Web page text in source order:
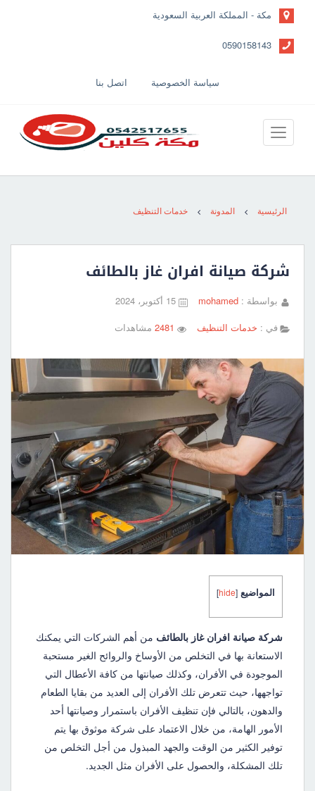
مكة - المملكة العربية السعودية
0590158143
سياسة الخصوصية اتصل بنا
الرئيسية المدونة خدمات التنظيف
شركة صيانة افران غاز بالطائف
بواسطة : mohamed
15 أكتوبر، 2024
في : خدمات التنظيف 2481 مشاهدات
المواضيع [
hide
]
شركة صيانة افران غاز بالطائف من أهم الشركات التي يمكنك
الاستعانة بها في التخلص من الأوساخ والروائح الغير مستحبة
الموجودة في الأفران، وكذلك صيانتها من كافة الأعطال التي
تواجهها، حيث تتعرض تلك الأفران إلى العديد من بقايا الطعام
والدهون، بالتالي فإن تنظيف الأفران باستمرار وصيانتها أحد
الأمور الهامة، من خلال الاعتماد على شركة موثوق بها يتم
توفير الكثير من الوقت والجهد المبذول من أجل التخلص من
تلك المشكلة، والحصول على الأفران مثل الجديد.